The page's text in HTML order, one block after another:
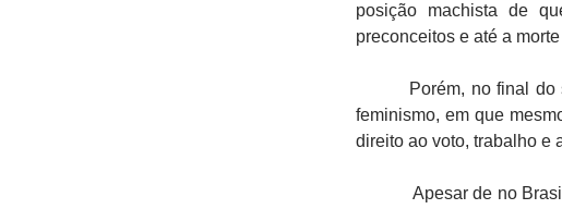
posição machista de
preconceitos e até a
Porém, no final do
feminismo, em que
direito ao voto, trabalho e
Apesar de no Brasil, a